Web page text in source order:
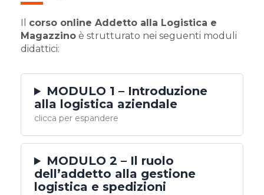
corso online Addetto alla Logistica e
Magazzino è strutturato nei seguenti moduli
didattici:
MODULO 1 – Introduzione
alla logistica aziendale
clicca per espandere
MODULO 2 – Il ruolo
dell’addetto alla gestione
logistica e spedizioni